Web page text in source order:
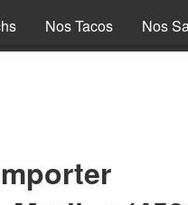
Nos Tacos Nos